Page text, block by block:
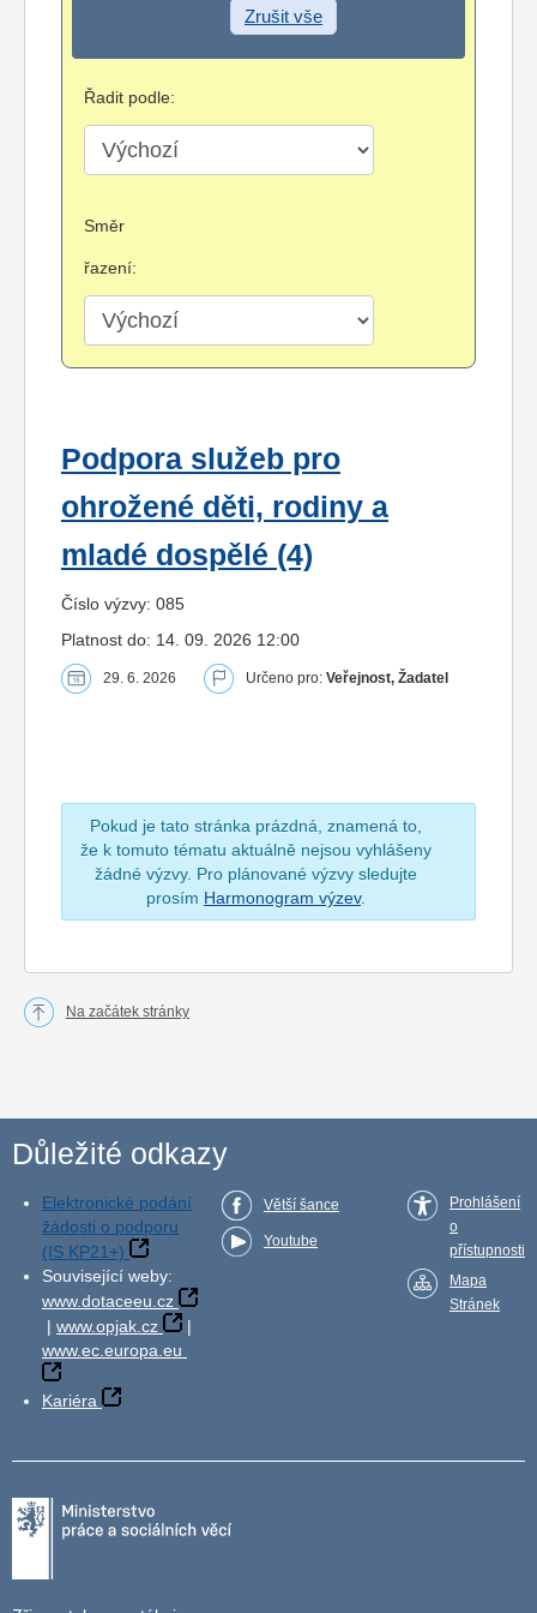
Zrušit vše
Řadit podle:
Směr
řazení:
Podpora služeb pro
ohrožené děti, rodiny a
mladé dospělé (4)
Číslo výzvy: 085
Platnost do: 14. 09. 2026 12:00
29. 6. 2026 Určeno pro: Veřejnost, Žadatel
Pokud je tato stránka prázdná, znamená to,
že k tomuto tématu aktuálně nejsou vyhlášeny
žádné výzvy. Pro plánované výzvy sledujte
prosím Harmonogram výzev.
Na začátek stránky
Důležité odkazy
Elektronické podání
žádosti o podporu
(IS KP21+)
Související weby:
www.dotaceeu.cz
| www.opjak.cz
|
www.ec.europa.eu
Kariéra
Větší šance
Youtube
Prohlášení
o
přístupnosti
Mapa
Stránek